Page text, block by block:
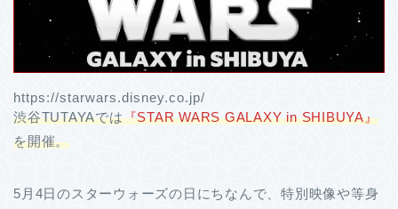
https://starwars.disney.co.jp/
渋谷TUTAYAでは『STAR WARS GALAXY in SHIBUYA』
を開催。
5月4日のスターウォーズの日にちなんで、特別映像や等身